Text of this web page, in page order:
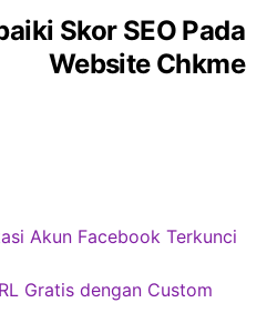
Skor SEO Pada
Website Chkme
Akun Facebook Terkunci
Gratis dengan Custom